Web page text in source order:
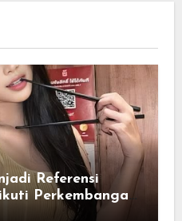
Referensi
Perkembangan